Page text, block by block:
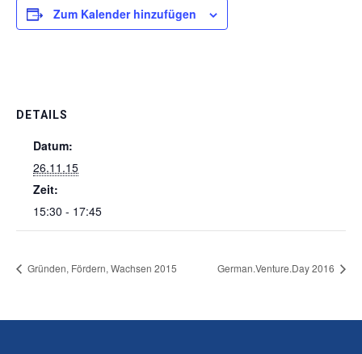
Zum Kalender hinzufügen
DETAILS
Datum:
26.11.15
Zeit:
15:30 - 17:45
Gründen, Fördern, Wachsen 2015 German.Venture.Day 2016